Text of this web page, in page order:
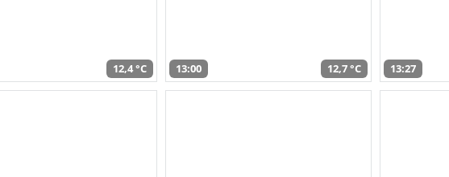
12,4 °C 13:00 12,7 °C 13:27